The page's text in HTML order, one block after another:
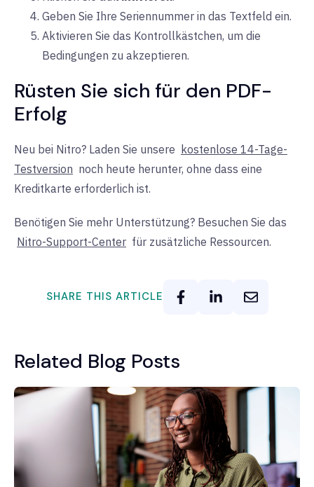
Geben Sie Ihre Seriennummer in das Textfeld ein.
Aktivieren Sie das Kontrollkästchen, um die
Bedingungen zu akzeptieren.
Rüsten Sie sich für den PDF-
Erfolg
Neu bei Nitro? Laden Sie unsere kostenlose 14-Tage-
Testversion noch heute herunter, ohne dass eine
Kreditkarte erforderlich ist.
Benötigen Sie mehr Unterstützung? Besuchen Sie das
Nitro-Support-Center für zusätzliche Ressourcen.
SHARE THIS ARTICLE
Related Blog Posts